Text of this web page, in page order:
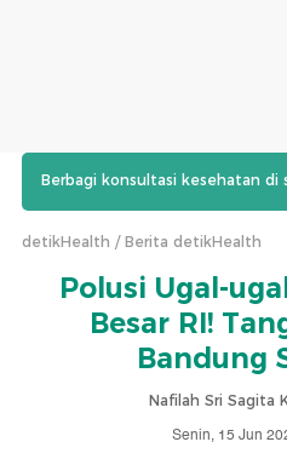
Berbagi konsultasi kesehatan di
detikHealth Berita detikHealth
Polusi Ugal-
Besar RI!
Bandung
Nafilah Sri Sagita
Senin, 15 Jun